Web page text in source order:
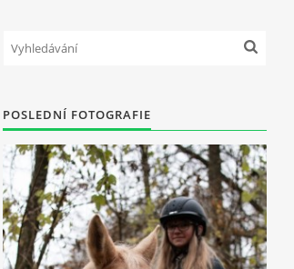
POSLEDNÍ FOTOGRAFIE